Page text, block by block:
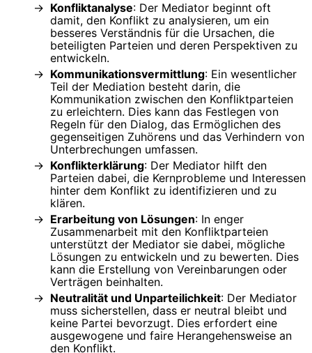
Konfliktanalyse: Der Mediator beginnt oft
damit, den Konflikt zu analysieren, um ein
besseres Verständnis für die Ursachen, die
beteiligten Parteien und deren Perspektiven zu
entwickeln.
Kommunikationsvermittlung: Ein wesentlicher
Teil der Mediation besteht darin, die
Kommunikation zwischen den Konfliktparteien
zu erleichtern. Dies kann das Festlegen von
Regeln für den Dialog, das Ermöglichen des
gegenseitigen Zuhörens und das Verhindern von
Unterbrechungen umfassen.
Konflikterklärung: Der Mediator hilft den
Parteien dabei, die Kernprobleme und Interessen
hinter dem Konflikt zu identifizieren und zu
klären.
Erarbeitung von Lösungen: In enger
Zusammenarbeit mit den Konfliktparteien
unterstützt der Mediator sie dabei, mögliche
Lösungen zu entwickeln und zu bewerten. Dies
kann die Erstellung von Vereinbarungen oder
Verträgen beinhalten.
Neutralität und Unparteilichkeit: Der Mediator
muss sicherstellen, dass er neutral bleibt und
keine Partei bevorzugt. Dies erfordert eine
ausgewogene und faire Herangehensweise an
den Konflikt.